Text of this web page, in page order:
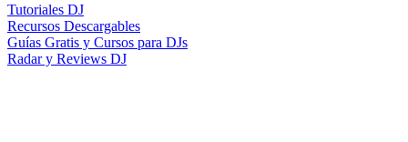
Tutoriales DJ
Recursos Descargables
Guías Gratis y Cursos para DJs
Radar y Reviews DJ